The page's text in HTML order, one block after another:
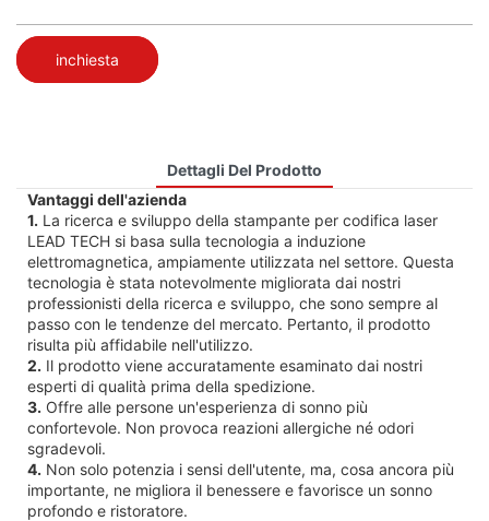
inchiesta
Dettagli Del Prodotto
Vantaggi dell'azienda
1. La ricerca e sviluppo della stampante per codifica laser
LEAD TECH si basa sulla tecnologia a induzione
elettromagnetica, ampiamente utilizzata nel settore. Questa
tecnologia è stata notevolmente migliorata dai nostri
professionisti della ricerca e sviluppo, che sono sempre al
passo con le tendenze del mercato. Pertanto, il prodotto
risulta più affidabile nell'utilizzo.
2. Il prodotto viene accuratamente esaminato dai nostri
esperti di qualità prima della spedizione.
3. Offre alle persone un'esperienza di sonno più
confortevole. Non provoca reazioni allergiche né odori
sgradevoli.
4. Non solo potenzia i sensi dell'utente, ma, cosa ancora più
importante, ne migliora il benessere e favorisce un sonno
profondo e ristoratore.